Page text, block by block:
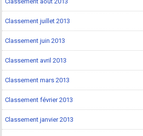
Classement juillet 2013
Classement juin 2013
Classement avril 2013
Classement mars 2013
Classement février 2013
Classement janvier 2013